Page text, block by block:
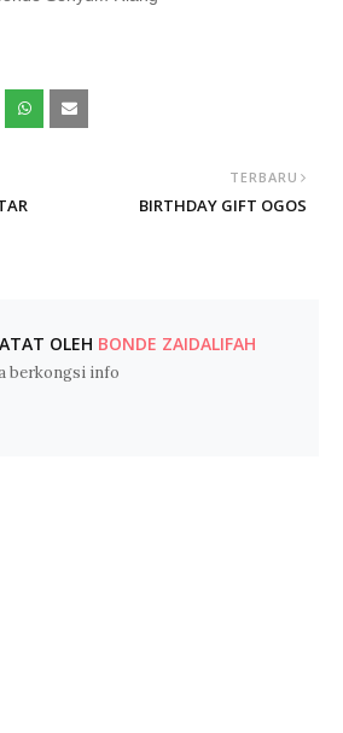
TERBARU
BIRTHDAY GIFT OGOS
OLEH BONDE ZAIDALIFAH
berkongsi info